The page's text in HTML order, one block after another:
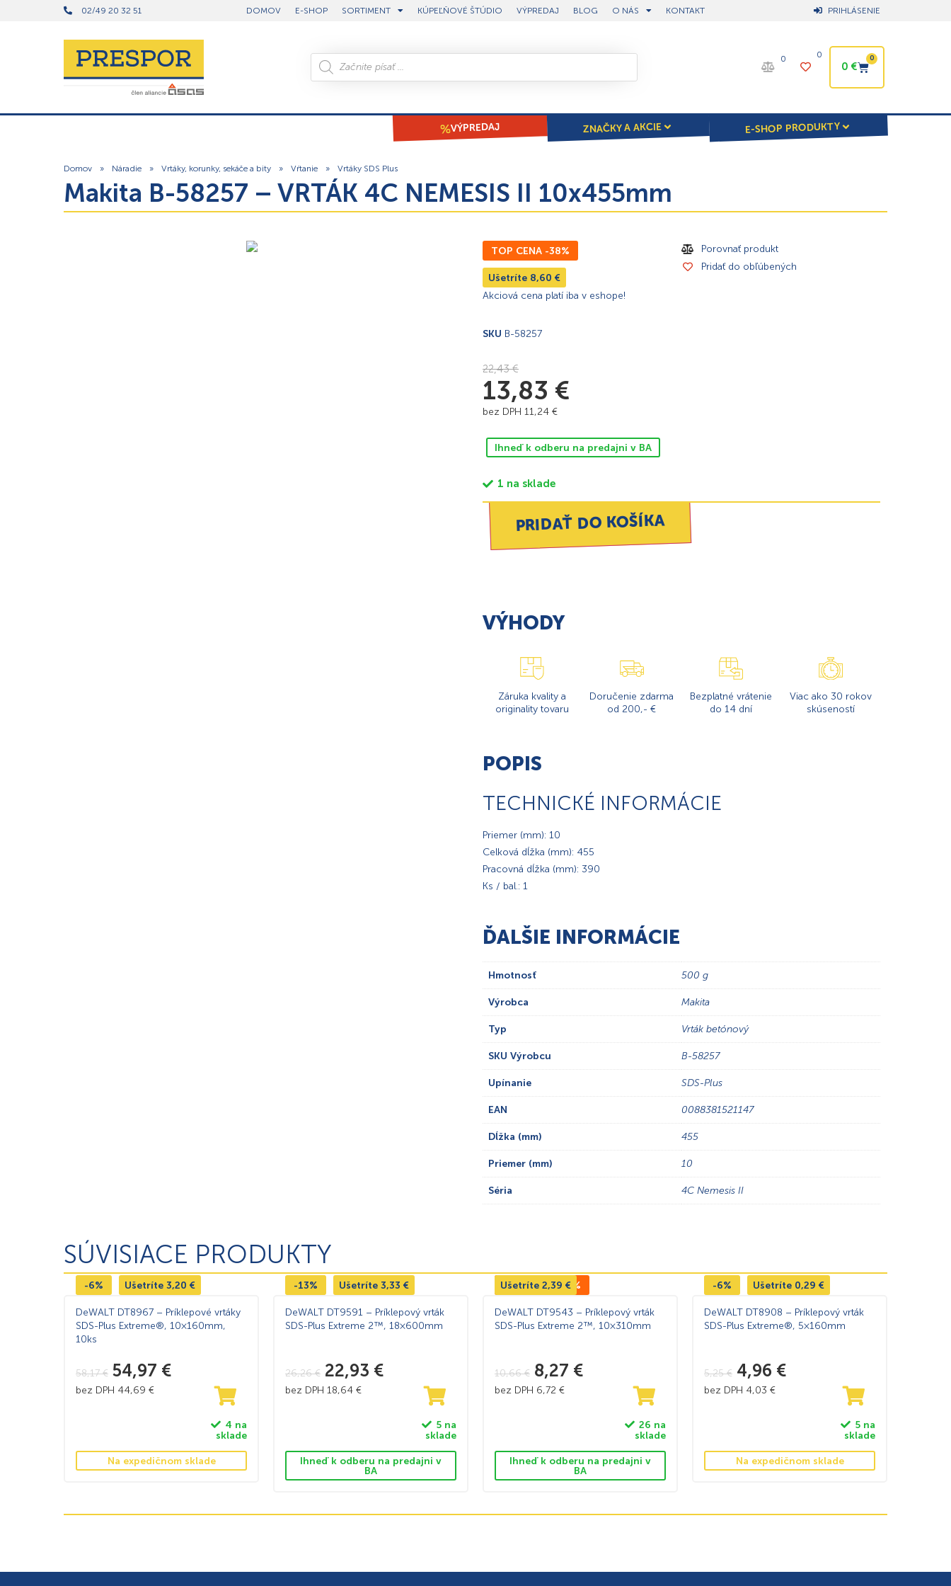
02/49 20 32 51 DOMOV E-SHOP SORTIMENT KÚPEĽŇOVÉ ŠTÚDIO VÝPREDAJ BLOG O NÁS KONTAKT PRIHLÁSENIE
0 0
0€
0
VÝPREDAJ ZNAČKY A AKCIE E-SHOP PRODUKTY
Domov » Náradie » Vrtáky, korunky, sekáče a bity » Vŕtanie » Vrtáky SDS Plus
Makita B-58257 – VRTÁK 4C NEMESIS II 10x455mm
TOP CENA -38%
Ušetríte 8,60 €
Akciová cena platí iba v eshope!
SKU B-58257
Porovnať produkt
Pridať do obľúbených
22,43€
13,83 €
bez DPH 11,24 €
Ihneď k odberu na predajni v BA
1 na sklade
PRIDAŤ DO KOŠÍKA
VÝHODY
Záruka kvality a
originality tovaru
Doručenie zdarma
od 200,- €
Bezplatné vrátenie
do 14 dní
Viac ako 30 rokov
skúseností
POPIS
TECHNICKÉ INFORMÁCIE
Priemer (mm): 10
Celková dĺžka (mm): 455
Pracovná dĺžka (mm): 390
Ks / bal.: 1
ĎALŠIE INFORMÁCIE
Hmotnosť 500 g
Výrobca Makita
Typ Vrták betónový
SKU Výrobcu B-58257
Upínanie SDS-Plus
EAN 0088381521147
Dĺžka (mm) 455
Priemer (mm) 10
Séria 4C Nemesis II
SÚVISIACE PRODUKTY
-6% Ušetríte 3,20 €
DeWALT DT8967 – Príklepové vrtáky
SDS-Plus Extreme®, 10×160mm,
10ks
58,17€ 54,97 €
bez DPH 44,69 €
4 na
sklade
Na expedičnom sklade
-13% Ušetríte 3,33 €
DeWALT DT9591 – Príklepový vrták
SDS-Plus Extreme 2™, 18×600mm
26,26€ 22,93 €
bez DPH 18,64 €
5 na
sklade
Ihneď k odberu na predajni v
BA
TOP CENA -22%
Ušetríte 2,39 €
DeWALT DT9543 – Príklepový vrták
SDS-Plus Extreme 2™, 10×310mm
10,66€ 8,27 €
bez DPH 6,72 €
26 na
sklade
Ihneď k odberu na predajni v
BA
-6% Ušetríte 0,29 €
DeWALT DT8908 – Príklepový vrták
SDS-Plus Extreme®, 5×160mm
5,25€ 4,96 €
bez DPH 4,03 €
5 na
sklade
Na expedičnom sklade